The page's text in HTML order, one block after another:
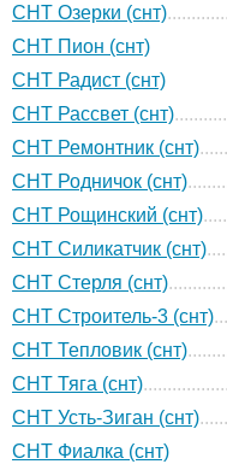
СНТ Озерки (снт)
СНТ Пион (снт)
СНТ Радист (снт)
СНТ Рассвет (снт)
СНТ Ремонтник (снт)
СНТ Родничок (снт)
СНТ Рощинский (снт)
СНТ Силикатчик (снт)
СНТ Стерля (снт)
СНТ Строитель-3 (снт)
СНТ Тепловик (снт)
СНТ Тяга (снт)
СНТ Усть-Зиган (снт)
СНТ Фиалка (снт)